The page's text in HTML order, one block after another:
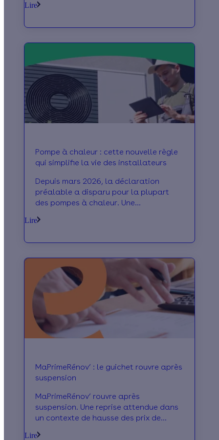
Lire
Pompe à chaleur : cette nouvelle règle
qui simplifie la vie des installateurs
Depuis mars 2026, la déclaration
préalable a disparu pour la plupart
des pompes à chaleur. Une
installateurs.
Lire
MaPrimeRénov’ : le guichet rouvre après
suspension
MaPrimeRénov’ rouvre après
suspension. Une reprise attendue dans
un contexte de hausse des prix de
Lire